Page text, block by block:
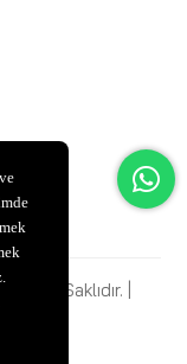
Saklıdır. |